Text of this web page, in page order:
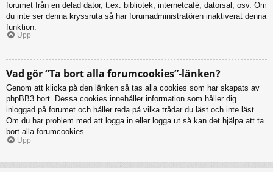
forumet från en delad dator, t.ex. bibliotek, internetcafé, datorsal, osv. Om
du inte ser denna kryssruta så har forumadministratören inaktiverat denna
funktion.
Upp
Vad gör “Ta bort alla forumcookies”-länken?
Genom att klicka på den länken så tas alla cookies som har skapats av
phpBB3 bort. Dessa cookies innehåller information som håller dig
inloggad på forumet och håller reda på vilka trådar du läst och inte läst.
Om du har problem med att logga in eller logga ut så kan det hjälpa att ta
bort alla forumcookies.
Upp